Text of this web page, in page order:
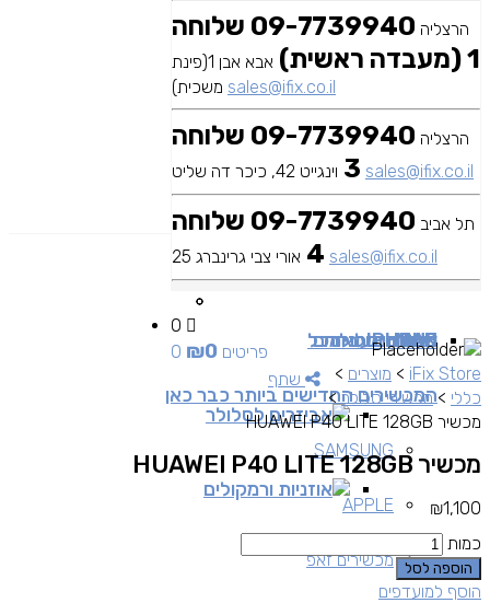
הרצליה
09-7739940 שלוחה
1 (מעבדה ראשית)
אבא אבן 1(פינת
משכית) sales@ifix.co.il
הרצליה
09-7739940 שלוחה
3 וינגייט 42, כיכר דה שליט sales@ifix.co.il
תל אביב
09-7739940 שלוחה
4 אורי צבי גרינברג 25 sales@ifix.co.il
0
0 פריטים
₪0 IPHONE
IPAD
MAC
אביזרים
אביזרים לסלולר
אוזניות ורמקולים
מכשירי סלולרכל
המכשירים החדישים ביותר כבר כאן
SAMSUNG
APPLE
מכשירים זאפ
שירותי מעבדה
כבלים ומתאמים
שתף iFix Store
> מוצרים >
כללי >מכשירי סלולר>
מכשיר HUAWEI P40 LITE 128GB
מכשיר HUAWEI P40 LITE 128GB
₪1,100
כמות
הוספה לסל
הוסף למועדפים